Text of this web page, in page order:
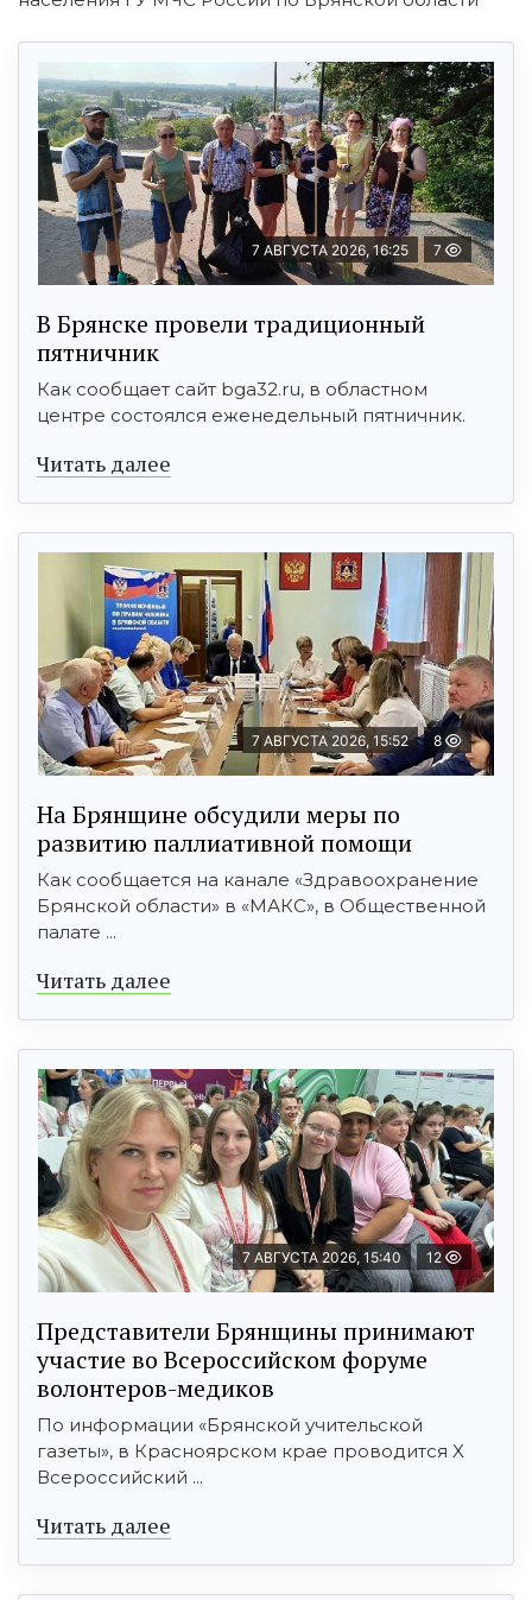
7 АВГУСТА 2026, 16:25 7
В Брянске провели традиционный
пятничник
Как сообщает сайт bga32.ru, в областном
центре состоялся еженедельный пятничник.
Читать далее
7 АВГУСТА 2026, 15:52 8
На Брянщине обсудили меры по
развитию паллиативной помощи
Как сообщается на канале «Здравоохранение
Брянской области» в «МАКС», в Общественной
палате ...
Читать далее
7 АВГУСТА 2026, 15:40 12
Представители Брянщины принимают
участие во Всероссийском форуме
волонтеров-медиков
По информации «Брянской учительской
газеты», в Красноярском крае проводится X
Всероссийский ...
Читать далее